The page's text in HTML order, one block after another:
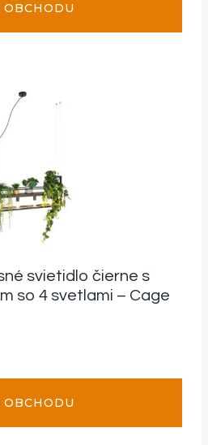
OBCHODU
svietidlo čierne s
so 4 svetlami – Cage
OBCHODU